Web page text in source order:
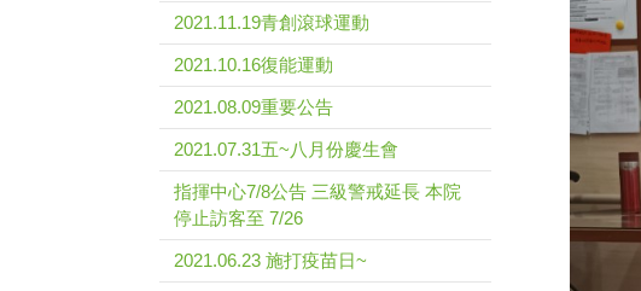
2021.11.19青創滾球運動
2021.10.16復能運動
2021.08.09重要公告
2021.07.31五~八月份慶生會
指揮中心7/8公告 三級警戒延長 本院
停止訪客至 7/26
2021.06.23 施打疫苗日~